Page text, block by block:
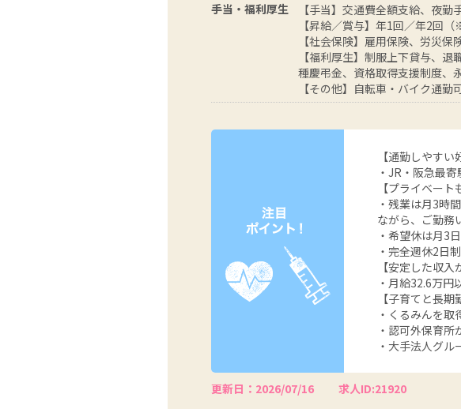
手当・福利厚生
【手当】交通費全額支給、夜
【昇給／賞与】年1回／年2回
【社会保険】雇用保険、労災
【福利厚生】制服上下貸与、
種慶弔金、資格取得支援制度、
【その他】自転車・バイク通勤
【通勤しやすい
・JR・阪急最
【プライベート
・残業は月3時
ながら、ご勤務
・希望休は月3
・完全週休2日
【安定した収入
・月給32.6万円
【子育てと長期
・くるみんを取
・認可外保育所
・大手法人グル
更新日：2026/07/16 求人ID:21920